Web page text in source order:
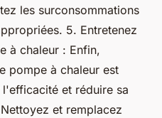
les surconsommations
5. Entretenez
à chaleur : Enfin,
pompe à chaleur est
et réduire sa
et remplacez